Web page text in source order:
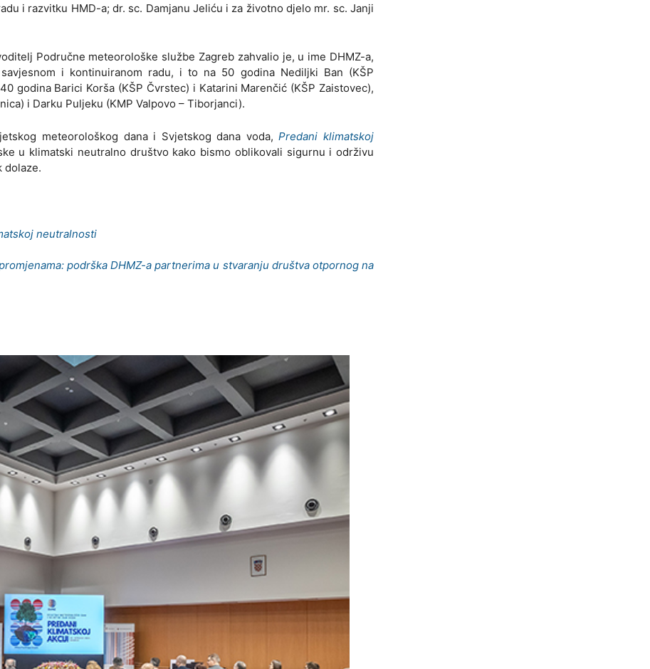
i razvitku HMD-a; dr. sc. Damjanu Jeliću i za životno djelo mr. sc. Janji
Područne meteorološke službe Zagreb zahvalio je, u ime DHMZ-a,
i kontinuiranom radu, i to na 50 godina Nediljki Ban (KŠP
godina Barici Korša (KŠP Čvrstec) i Katarini Marenčić (KŠP Zaistovec),
i Darku Puljeku (KMP Valpovo – Tiborjanci).
meteorološkog dana i Svjetskog dana voda,Predani klimatskoj
u klimatski neutralno društvo kako bismo oblikovali sigurnu i održivu
dolaze.
neutralnosti
podrška DHMZ-a partnerima u stvaranju društva otpornog na